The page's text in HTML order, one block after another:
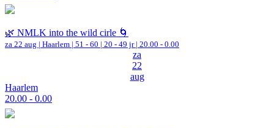
🌿 NMLK into the wild cirle 🌀
za 22 aug | Haarlem | 51 - 60 | 20 - 49 jr | 20.00 - 0.00
za
22
aug
Haarlem
20.00 - 0.00